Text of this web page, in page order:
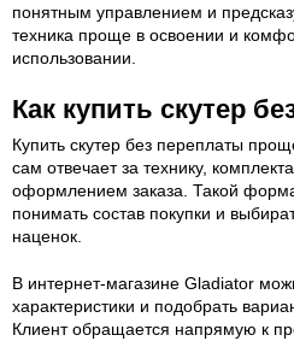
понятным управлением и
техника проще в освоении и
использовании.
Как купить скутер
Купить скутер без переплаты
сам отвечает за технику,
оформлением заказа. Такой
понимать состав покупки и
наценок.
В интернет-магазине Gladiator
характеристики и подобрать
Клиент обращается напрямую к